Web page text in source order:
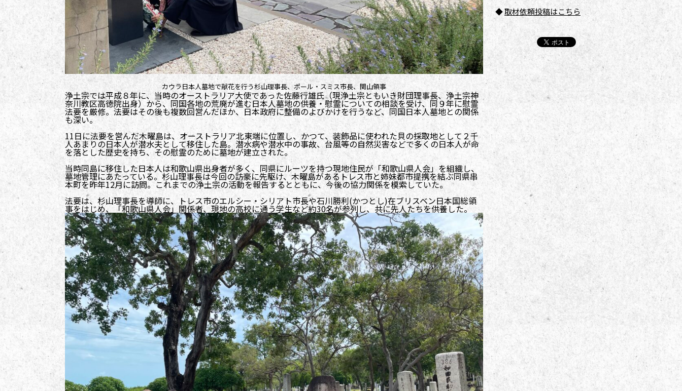
カウラ日本人墓地で献花を行う杉山理事長、ポール・スミス市長、関山領事
浄土宗では平成８年に、当時のオーストラリア大使であった佐藤行雄氏（現浄土宗ともいき財団理事長、浄土宗神
奈川教区高徳院出身）から、同国各地の荒廃が進む日本人墓地の供養・慰霊についての相談を受け、同９年に慰霊
法要を厳修。法要はその後も複数回営んだほか、日本政府に整備のよびかけを行うなど、同国日本人墓地との関係
も深い。
11日に法要を営んだ木曜島は、オーストラリア北東端に位置し、かつて、装飾品に使われた貝の採取地として２千
人あまりの日本人が潜水夫として移住した島。潜水病や潜水中の事故、台風等の自然災害などで多くの日本人が命
を落とした歴史を持ち、その慰霊のために墓地が建立された。
当時同島に移住した日本人は和歌山県出身者が多く、同県にルーツを持つ現地住民が「和歌山県人会」を組織し、
墓地管理にあたっている。杉山理事長は今回の訪豪に先駆け、木曜島があるトレス市と姉妹都市提携を結ぶ同県串
本町を昨年12月に訪問。これまでの浄土宗の活動を報告するとともに、今後の協力関係を模索していた。
法要は、杉山理事長を導師に、トレス市のエルシー・シリアト市長や石川勝利(かつとし)在ブリスベン日本国総領
事をはじめ、「和歌山県人会」関係者、現地の高校に通う学生など約30名が参列し、共に先人たちを供養した。
◆取材依頼投稿はこちら